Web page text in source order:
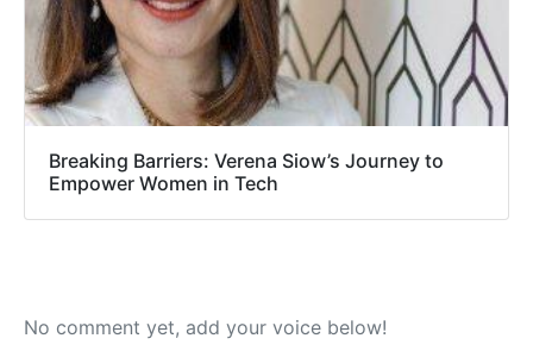
Breaking Barriers: Verena Siow’s Journey to
Empower Women in Tech
No comment yet, add your voice below!